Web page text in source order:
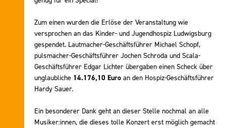
Zum einen wurden die Erlöse der Veranstaltung wie
versprochen an das Kinder- und Jugendhospiz Ludwigsburg
gespendet. Lautmacher-Geschäftsführer Michael Schopf,
pulsmacher-Geschäftsführer Jochen Schroda und Scala-
Geschäftsführer Edgar Lichter übergaben einen Scheck über
unglaubliche 14.176,10 Euro an den Hospiz-Geschäftsführer
Hardy Sauer.
Ein besonderer Dank geht an dieser Stelle nochmal an alle
Musiker:innen, die dieses tolle Konzert erst möglich gemacht